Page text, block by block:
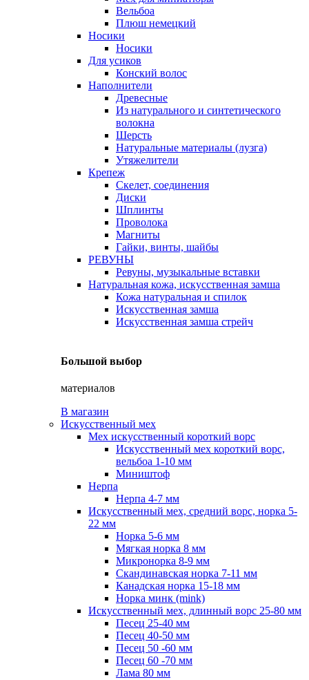
Вельбоа
Плюш немецкий
Носики
Носики
Для усиков
Конский волос
Наполнители
Древесные
Из натурального и синтетического
волокна
Шерсть
Натуральные материалы (лузга)
Утяжелители
Крепеж
Скелет, соединения
Диски
Шплинты
Проволока
Магниты
Гайки, винты, шайбы
РЕВУНЫ
Ревуны, музыкальные вставки
Натуральная кожа, искусственная замша
Кожа натуральная и спилок
Искусственная замша
Искусственная замша стрейч
Большой выбор
материалов
В магазин
Искусственный мех
Мех искусственный короткий ворс
Искусственный мех короткий ворс,
вельбоа 1-10 мм
Миништоф
Нерпа
Нерпа 4-7 мм
Искусственный мех, средний ворс, норка 5-
22 мм
Норка 5-6 мм
Мягкая норка 8 мм
Микронорка 8-9 мм
Скандинавская норка 7-11 мм
Канадская норка 15-18 мм
Норка минк (mink)
Искусственный мех, длинный ворс 25-80 мм
Песец 25-40 мм
Песец 40-50 мм
Песец 50 -60 мм
Песец 60 -70 мм
Лама 80 мм